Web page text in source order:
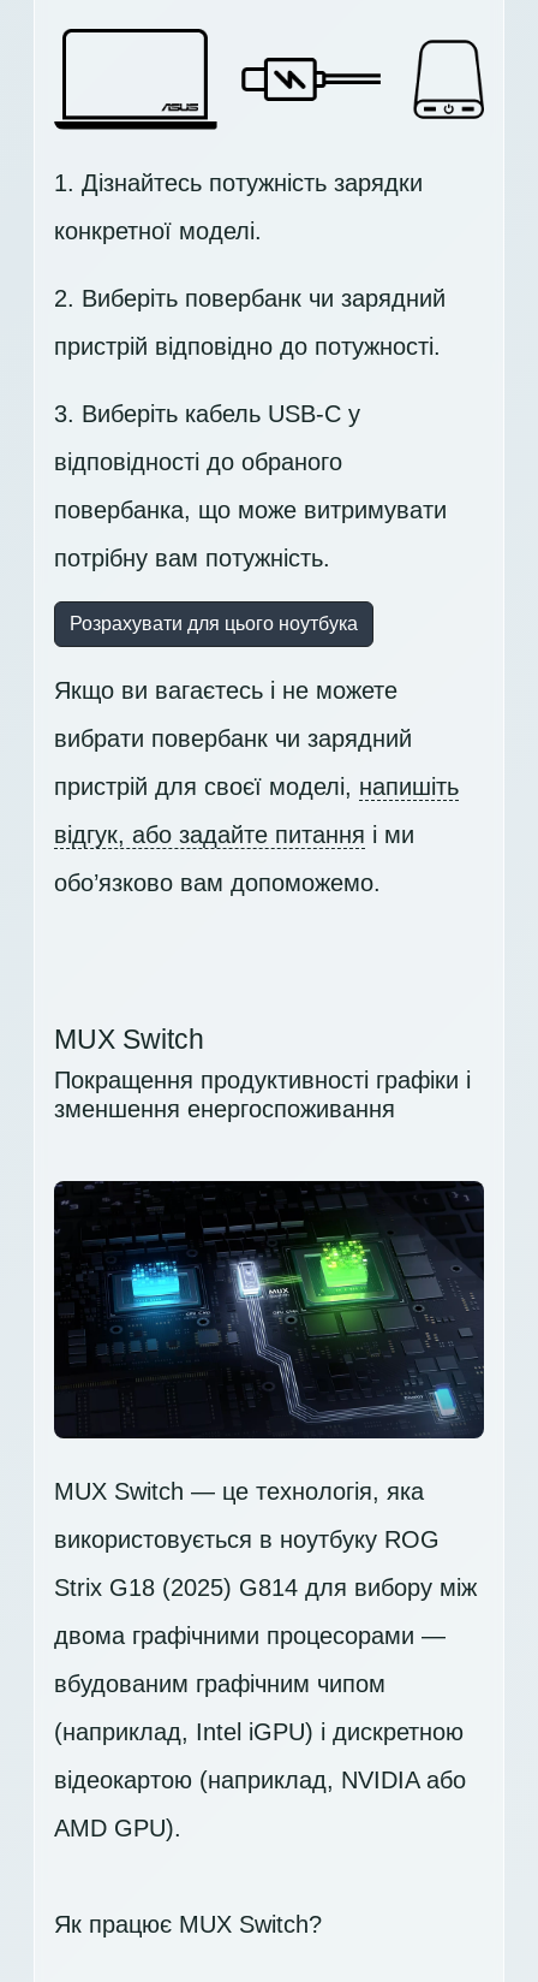
1. Дізнайтесь потужність зарядки
конкретної моделі.
2. Виберіть повербанк чи зарядний
пристрій відповідно до потужності.
3. Виберіть кабель USB-C у
відповідності до обраного
повербанка, що може витримувати
потрібну вам потужність.
Розрахувати для цього ноутбука
Якщо ви вагаєтесь і не можете
вибрати повербанк чи зарядний
пристрій для своєї моделі, напишіть
відгук, або задайте питання і ми
обо’язково вам допоможемо.
MUX Switch
Покращення продуктивності графіки і
зменшення енергоспоживання
MUX Switch — це технологія, яка
використовується в ноутбуку ROG
Strix G18 (2025) G814 для вибору між
двома графічними процесорами —
вбудованим графічним чипом
(наприклад, Intel iGPU) і дискретною
відеокартою (наприклад, NVIDIA або
AMD GPU).
Як працює MUX Switch?